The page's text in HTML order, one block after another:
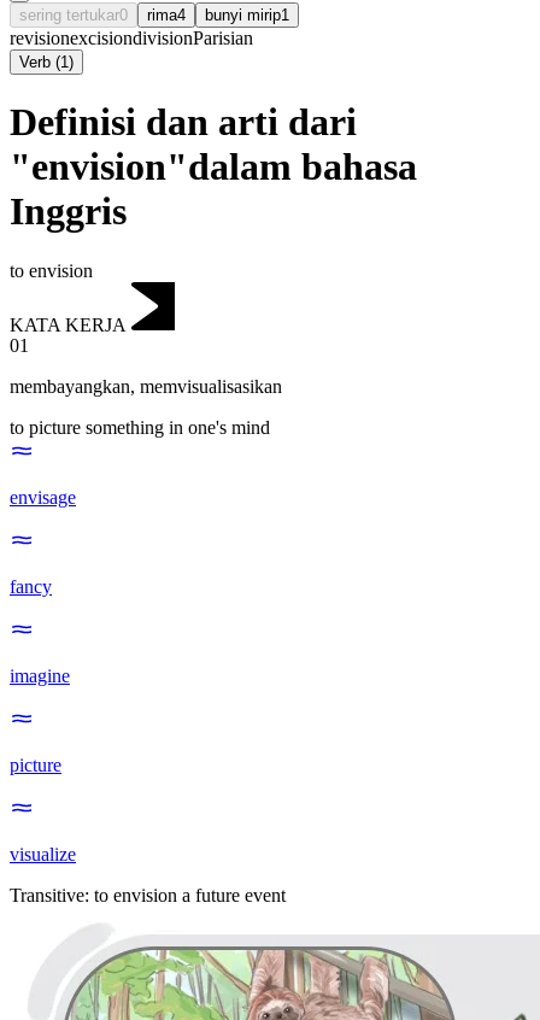
sering tertukar0 rima4 bunyi mirip1
revisionexcisiondivisionParisian
Verb (1)
Definisi dan arti dari
"envision"dalam bahasa
Inggris
to envision
KATA KERJA
01
membayangkan, memvisualisasikan
to picture something in one's mind
envisage
fancy
imagine
picture
visualize
Transitive: to envision a future event